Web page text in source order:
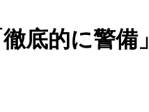
底的に警備」